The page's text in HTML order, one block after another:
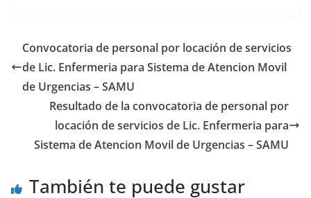
Convocatoria de personal por locación de servicios
de Lic. Enfermeria para Sistema de Atencion Movil
de Urgencias – SAMU
Resultado de la convocatoria de personal por
locación de servicios de Lic. Enfermeria para
Sistema de Atencion Movil de Urgencias – SAMU
También te puede gustar